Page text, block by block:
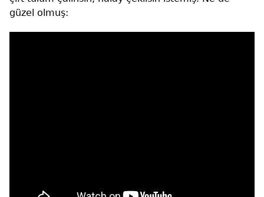
güzel olmuş: